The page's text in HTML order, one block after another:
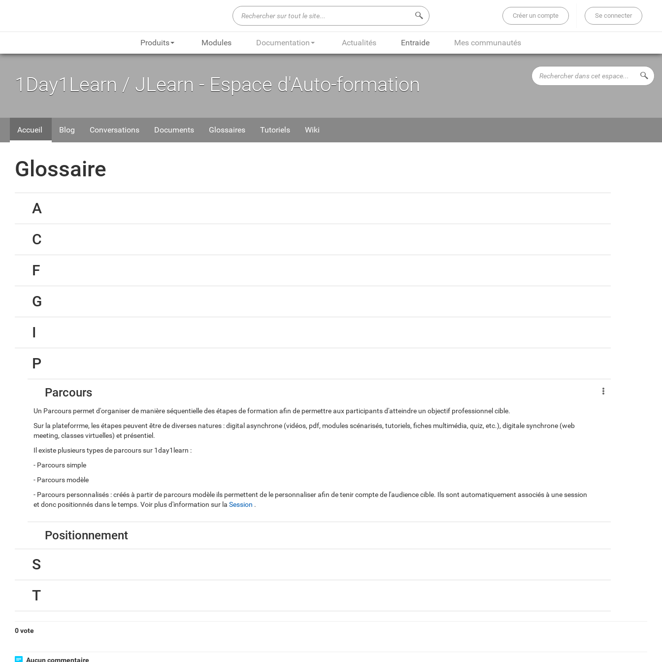
Rechercher sur tout le site...
Créer un compte Se connecter
Produits Modules Documentation Actualités Entraide Mes communautés
1Day1Learn / JLearn - Espace d'Auto-formation
Rechercher
dans
Accueil Blog Conversations Documents Glossaires Tutoriels Wiki
Glossaire
A
C
F
G
I
P
Parcours
Un Parcours permet d'organiser de manière séquentielle des étapes de formation afin de permettre aux participants d'atteindre un objectif professionnel cible.
Sur la plateforrme, les étapes peuvent être de diverses natures : digital asynchrone (vidéos, pdf, modules scénarisés, tutoriels, fiches multimédia, quiz, etc.), digitale synchrone (web
meeting, classes virtuelles) et présentiel.
Il existe plusieurs types de parcours sur 1day1learn :
- Parcours simple
- Parcours modèle
- Parcours personnalisés : créés à partir de parcours modèle ils permettent de le personnaliser afin de tenir compte de l'audience cible. Ils sont automatiquement associés à une session
et donc positionnés dans le temps. Voir plus d'information sur la Session .
Positionnement
S
T
0 vote
Aucun commentaire